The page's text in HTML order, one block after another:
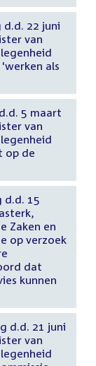
d.d. 22 juni
van
als
5 maart
van
op de
d.d. 15
Zaken en
op verzoek
dat
kunnen
d.d. 21 juni
van